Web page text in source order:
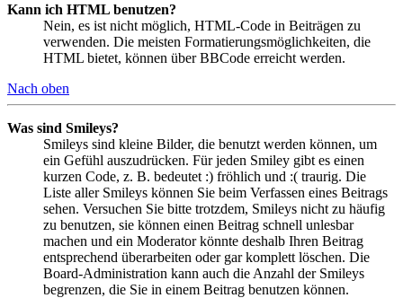
Kann ich HTML benutzen?
Nein, es ist nicht möglich, HTML-Code in Beiträgen zu
verwenden. Die meisten Formatierungsmöglichkeiten, die
HTML bietet, können über BBCode erreicht werden.
Nach oben
Was sind Smileys?
Smileys sind kleine Bilder, die benutzt werden können, um
ein Gefühl auszudrücken. Für jeden Smiley gibt es einen
kurzen Code, z. B. bedeutet :) fröhlich und :( traurig. Die
Liste aller Smileys können Sie beim Verfassen eines Beitrags
sehen. Versuchen Sie bitte trotzdem, Smileys nicht zu häufig
zu benutzen, sie können einen Beitrag schnell unlesbar
machen und ein Moderator könnte deshalb Ihren Beitrag
entsprechend überarbeiten oder gar komplett löschen. Die
Board-Administration kann auch die Anzahl der Smileys
begrenzen, die Sie in einem Beitrag benutzen können.